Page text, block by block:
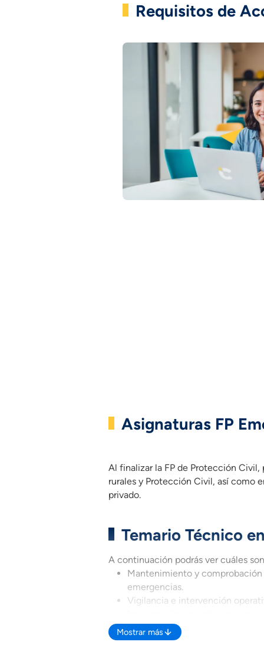
Requisitos de
Asignaturas FP
Al finalizar la FP de Protección
rurales y Protección Civil, así como
privado.
Temario Técnico
A continuación podrás ver cuáles
Mantenimiento y
emergencias.
Vigilancia e intervención
Intervención operativa en
Intervención operativa en
Mostrar más